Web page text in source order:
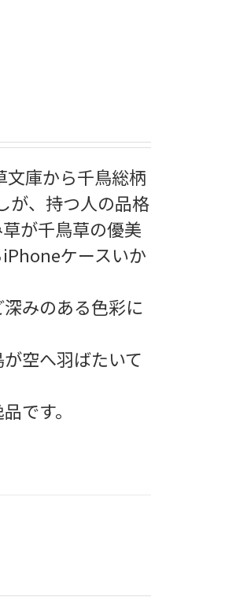
庫から千鳥総柄
が、持つ人の品格
が千鳥草の優美
ケースいか
みのある色彩に
空へ羽ばたいて
です。